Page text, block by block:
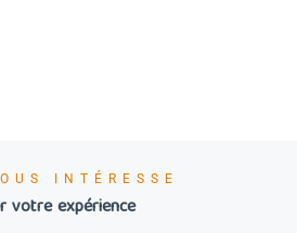
INTÉRESSE
votre expérience